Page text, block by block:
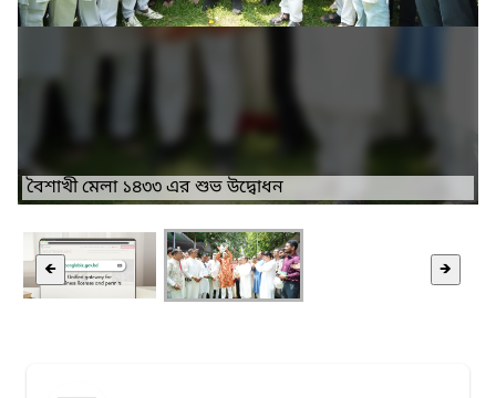
বৈশাখী মেলা ১৪৩৩ এর শুভ উদ্বোধন
🡸 🡺